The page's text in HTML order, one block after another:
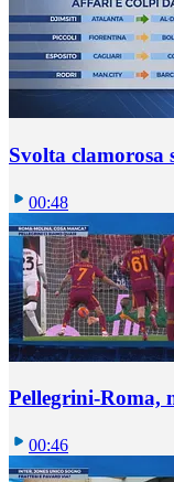
Svolta clamorosa
00:48
Pellegrini-Roma,
00:46